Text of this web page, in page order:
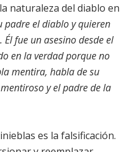
naturaleza del diablo en
padre el diablo y quieren
fue un asesino desde el
en la verdad porque no
mentira, habla de su
y el padre de la
es la falsificación.